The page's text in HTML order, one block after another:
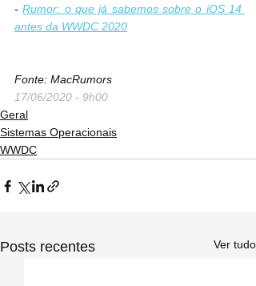
- Rumor: o que já sabemos sobre o iOS 14
antes da WWDC 2020
Fonte: MacRumors
17/06/2020 - 9h00
Geral
Sistemas Operacionais
WWDC
Posts recentes Ver tudo